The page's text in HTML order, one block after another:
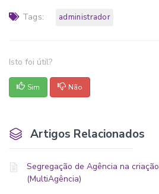
Tags: administrador
Isto foi útil?
Sim Não
Artigos Relacionados
Segregação de Agência na
(MultiAgência)